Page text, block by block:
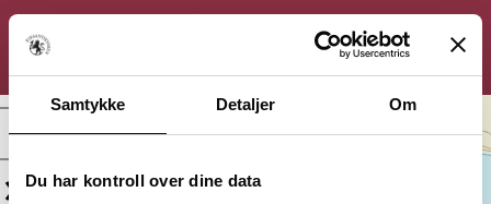
Samtykke Detaljer Om
Du har kontroll over dine data
KULTURMINNESØK